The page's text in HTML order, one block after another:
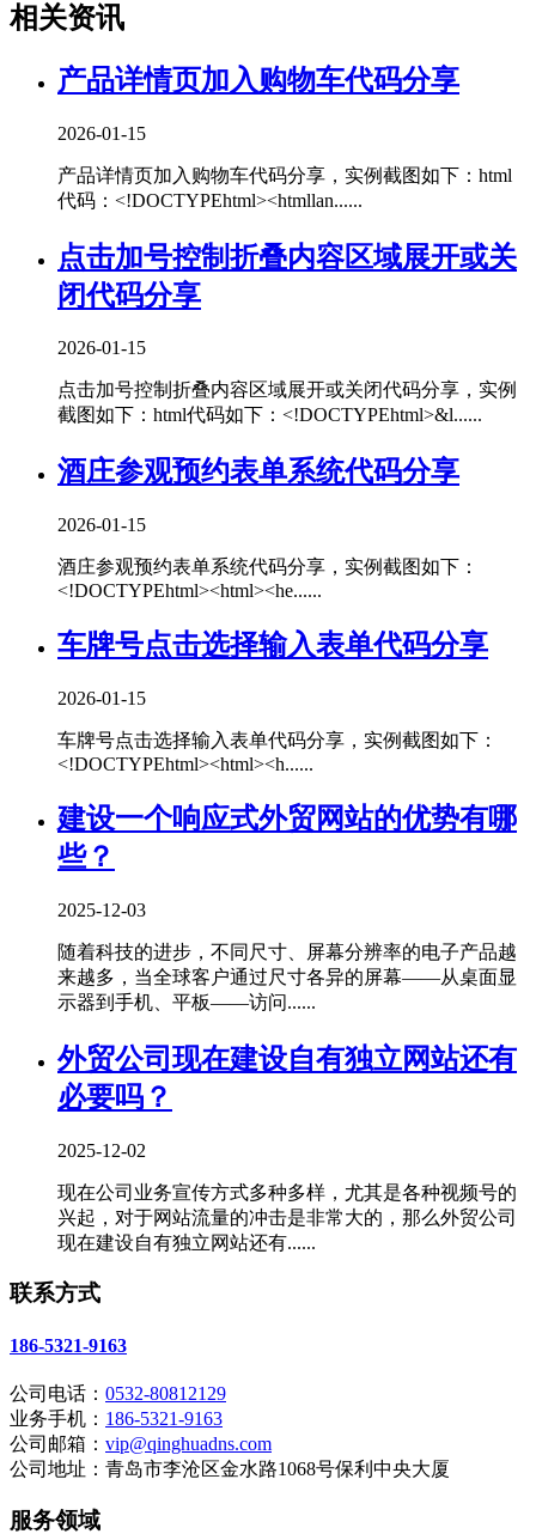
相关资讯
产品详情页加入购物车代码分享
2026-01-15
产品详情页加入购物车代码分享，实例截图如下：html
代码：<!DOCTYPEhtml><htmllan......
点击加号控制折叠内容区域展开或关
闭代码分享
2026-01-15
点击加号控制折叠内容区域展开或关闭代码分享，实例
截图如下：html代码如下：<!DOCTYPEhtml>&l......
酒庄参观预约表单系统代码分享
2026-01-15
酒庄参观预约表单系统代码分享，实例截图如下：
<!DOCTYPEhtml><html><he......
车牌号点击选择输入表单代码分享
2026-01-15
车牌号点击选择输入表单代码分享，实例截图如下：
<!DOCTYPEhtml><html><h......
建设一个响应式外贸网站的优势有哪
些？
2025-12-03
随着科技的进步，不同尺寸、屏幕分辨率的电子产品越
来越多，当全球客户通过尺寸各异的屏幕——从桌面显
示器到手机、平板——访问......
外贸公司现在建设自有独立网站还有
必要吗？
2025-12-02
现在公司业务宣传方式多种多样，尤其是各种视频号的
兴起，对于网站流量的冲击是非常大的，那么外贸公司
现在建设自有独立网站还有......
联系方式
186-5321-9163
公司电话： 0532-80812129
业务手机： 186-5321-9163
公司邮箱： vip@qinghuadns.com
公司地址：青岛市李沧区金水路1068号保利中央大厦
服务领域